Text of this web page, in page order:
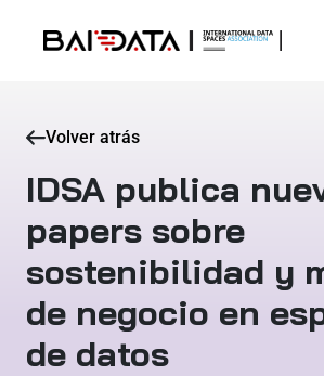
Volver atrás
IDSA publica
papers sobre
sostenibilidad y
de negocio en
de datos